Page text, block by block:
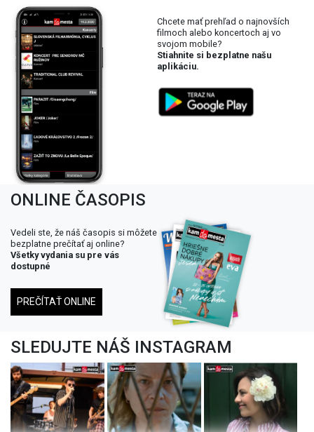
Chcete mať prehľad o najnovších
filmoch alebo koncertoch aj vo
svojom mobile?
Stiahnite si bezplatne našu
aplikáciu.
ONLINE ČASOPIS
Vedeli ste, že náš časopis si môžete
bezplatne prečítať aj online?
Všetky vydania su pre vás
dostupné
PREČÍTAŤ ONLINE
SLEDUJTE NÁŠ INSTAGRAM